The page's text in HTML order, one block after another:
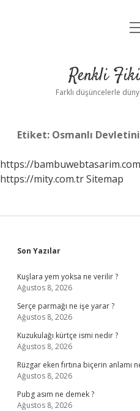
Yasal
Renkli
Farklı düşüncelerle
Etiket: Osmanlı
https://bambuwebtasarim.com
https://mity.com.trSitemap
Sidebar
Son Yazılar
Kuşlara yem yoksa ne verilir ?
Ağustos 8, 2026
Serçe parmağı ne işe yarar ?
Ağustos 8, 2026
Kuzukulağı kürtçe ismi nedir ?
Ağustos 8, 2026
Rüzgar eken fırtına biçerin anlamı
Ağustos 8, 2026
Pubg asım ne demek ?
Ağustos 8, 2026